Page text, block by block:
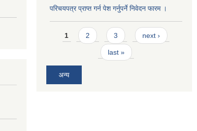
परिचयपत्र प्राप्त गर्न पेश गर्नुपर्ने निवेदन फारम ।
Pages
1 2 3 next ›
last »
अन्य